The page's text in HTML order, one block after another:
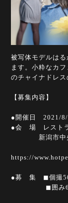
被写体モデルは
ます。小粋なカ
のチャイナドレス
【募集内容】
●開催日 2021/8/
●会 場 レスト
新潟市中央
https://
●募 集 ◼︎個撮
◼︎囲み60分 キ